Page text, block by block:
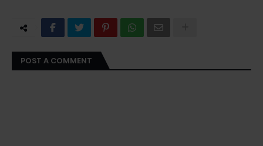
POST A COMMENT